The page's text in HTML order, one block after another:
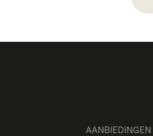
AANBIEDINGEN